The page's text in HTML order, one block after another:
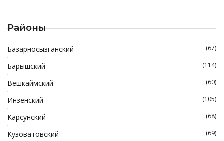
Районы
Базарносызганский (67)
Барышский (114)
Вешкаймский (60)
Инзенский (105)
Карсунский (68)
Кузоватовский (69)